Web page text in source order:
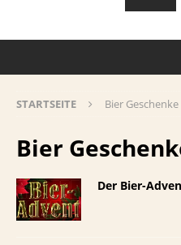
STARTSEITE Bier Geschenke
Bier
Der Bier-